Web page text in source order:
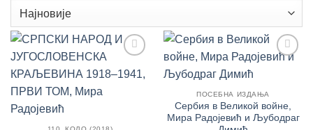
у
ПОСЕБНА ИЗДАЊА
Сербия в Великой войне,
Мира Радојевић и Љубодраг